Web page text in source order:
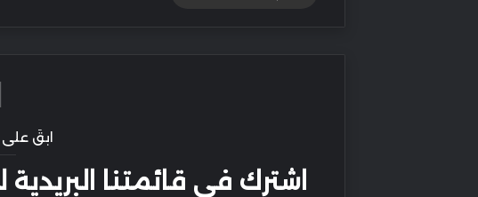
ابقَ على
اشترك في قائمتنا البريدية